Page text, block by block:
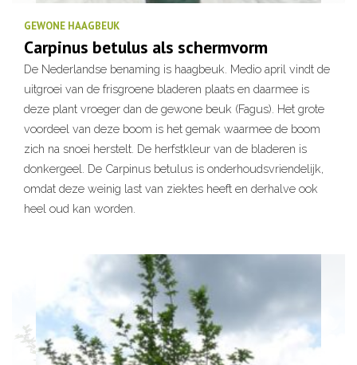
GEWONE HAAGBEUK
Carpinus betulus als schermvorm
De Nederlandse benaming is haagbeuk. Medio april vindt de
uitgroei van de frisgroene bladeren plaats en daarmee is
deze plant vroeger dan de gewone beuk (Fagus). Het grote
voordeel van deze boom is het gemak waarmee de boom
zich na snoei herstelt. De herfstkleur van de bladeren is
donkergeel. De Carpinus betulus is onderhoudsvriendelijk,
omdat deze weinig last van ziektes heeft en derhalve ook
heel oud kan worden.